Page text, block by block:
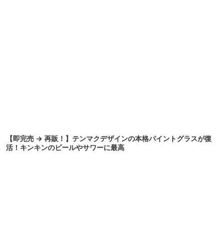
【即完売 → 再販！】テンマクデザインの本格パイントグラスが復
活！キンキンのビールやサワーに最高